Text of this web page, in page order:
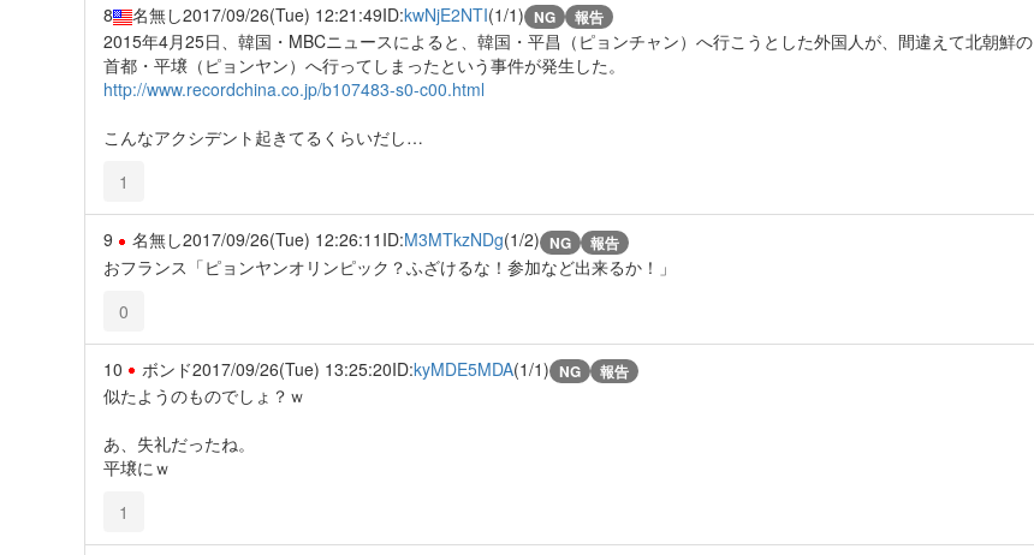
8 名無し2017/09/26(Tue) 12:21:49ID:kwNjE2NTI(1/1) NG 報告
2015年4月25日、韓国・MBCニュースによると、韓国・平昌（ピョンチャン）へ行こうとした外国人が、間違えて北朝鮮の
首都・平壌（ピョンヤン）へ行ってしまったという事件が発生した。
http://www.recordchina.co.jp/b107483-s0-c00.html
こんなアクシデント起きてるくらいだし…
1
9 名無し2017/09/26(Tue) 12:26:11 ID:M3MTkzNDg(1/2) NG 報告
おフランス「ピョンヤンオリンピック？ふざけるな！参加など出来るか！」
0
10 ボンド2017/09/26(Tue) 13:25:20ID:kyMDE5MDA(1/1) NG 報告
似たようのものでしょ？ｗ
あ、失礼だったね。
平壌にｗ
1